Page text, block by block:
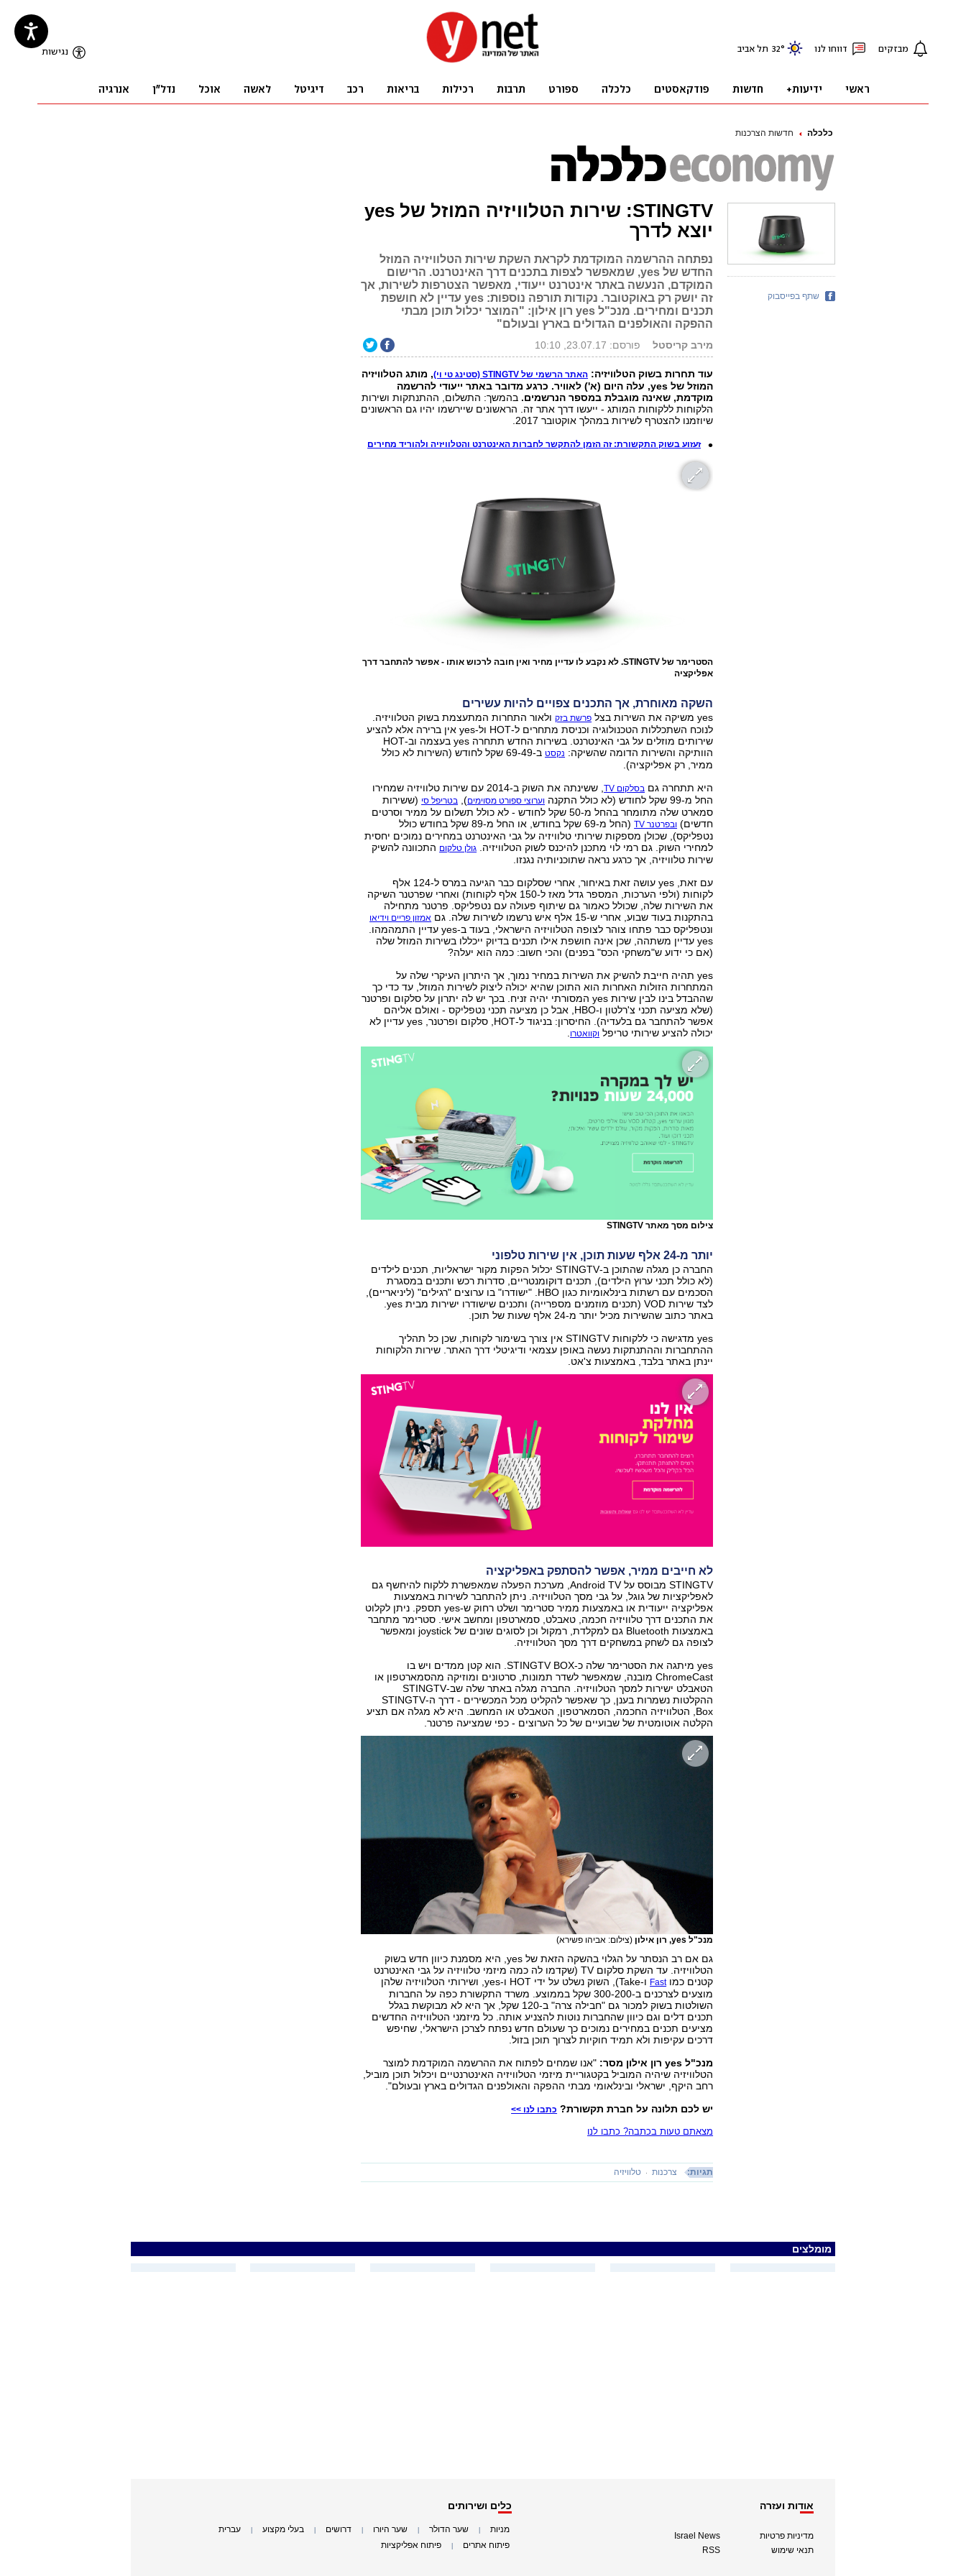
כלכלה חדשות הצרכנות
STINGTV: שירות הטלוויזיה המוזל של yes
יוצא לדרך
נפתחה ההרשמה המוקדמת לקראת השקת שירות הטלוויזיה המוזל
החדש של yes, שמאפשר לצפות בתכנים דרך האינטרנט. הרישום
המוקדם, הנעשה באתר אינטרנט ייעודי, מאפשר הצטרפות לשירות, אך
זה יושק רק באוקטובר. נקודות תורפה נוספות: yes עדיין לא חושפת
תכנים ומחירים. מנכ"ל yes רון אילון: "המוצר יכלול תוכן מבתי
ההפקה והאולפנים הגדולים בארץ ובעולם"
מירב קריסטל פורסם: 23.07.17, 10:10
עוד תחרות בשוק הטלוויזיה: האתר הרשמי של STINGTV (סטינג טי וי)
, מותג הטלוויזיה
המוזל של yes, עלה היום (א') לאוויר. כרגע מדובר באתר ייעודי להרשמה
מוקדמת, שאינה מוגבלת במספר הנרשמים. בהמשך: התשלום, ההתנתקות ושירות
הלקוחות ללקוחות המותג - ייעשו דרך אתר זה. הראשונים שיירשמו יהיו גם הראשונים
שיוזמנו להצטרף לשירות במהלך אוקטובר 2017.
זעזוע בשוק התקשורת: זה הזמן להתקשר לחברות האינטרנט והטלוויזיה ולהוריד מחירים
הסטרימר של STINGTV. לא נקבע לו עדיין מחיר ואין חובה לרכוש אותו - אפשר להתחבר דרך
אפליקציה
השקה מאוחרת, אך התכנים צפויים להיות עשירים
yes משיקה את השירות בצל פרשת בזקולאור התחרות המתעצמת בשוק הטלוויזיה.
לנוכח השתכללות הטכנולוגיה וכניסת מתחרים ל-HOT ול-yes אין ברירה אלא להציע
שירותים מוזלים על גבי האינטרנט. בשירות החדש תתחרה yes בעצמה וב-HOT
הוותיקה והשירות הדומה שהשיקה: נקסט
ב-69-49 שקל לחודש (השירות לא כולל
ממיר, רק אפליקציה).
היא תתחרה גם בסלקום TV
, ששינתה את השוק ב-2014 עם שירות טלוויזיה שמחירו
החל מ-99 שקל לחודש (לא כולל התקנה
וערוצי ספורט מסוימים), בטריפל סי (ששירות
סמארט שלה מתומחר בהחל מ-50 שקל לחודש - לא כולל תשלום על ממיר וסרטים
חדשים) ובפרטנר TV
(החל מ-69 שקל בחודש, או החל מ-89 שקל בחודש כולל
נטפליקס), שכולן מספקות שירותי טלוויזיה על גבי האינטרנט במחירים נמוכים יחסית
למחירי השוק. גם רמי לוי מתכנן להיכנס לשוק הטלוויזיה. גולן טלקום התכוונה להשיק
שירות טלוויזיה, אך כרגע נראה שתוכניותיה נגנזו.
עם זאת, yes עושה זאת באיחור, אחרי שסלקום כבר הגיעה במרס ל-124 אלף
לקוחות (ולפי הערכות, המספר גדל מאז ל-150 אלף לקוחות) ואחרי שפרטנר השיקה
את השירות שלה, שכולל כאמור גם שיתוף פעולה עם נטפליקס. פרטנר מתחילה
בהתקנות בעוד שבוע, אחרי ש-15 אלף איש נרשמו לשירות שלה. גם
אמזון פריים וידיאו
ונטפליקס כבר פתחו צוהר לצופה הטלוויזיה הישראלי, בעוד ב-yes עדיין התמהמהו.
yes עדיין משתהה, שכן אינה חושפת אילו תכנים בדיוק ייכללו בשירות המוזל שלה
(אם כי ידוע ש"משחקי הכס" בפנים) והכי חשוב: כמה הוא יעלה?
yes תהיה חייבת להשיק את השירות במחיר נמוך, אך היתרון העיקרי שלה על
המתחרות הזולות האחרות הוא התוכן שהיא יכולה ליצוק לשירות המוזל, עד כדי כך
שההבדל בינו לבין שירות yes המסורתי יהיה זניח. בכך יש לה יתרון על סלקום ופרטנר
(שלא מציעה תכני צ'רלטון ו-HBO, אבל כן מציעה תכני נטפליקס - ואולם אליהם
אפשר להתחבר גם בלעדיה). החיסרון: בניגוד ל-HOT, סלקום ופרטנר, yes עדיין לא
יכולה להציע שירותי טריפל וקוואטרו.
צילום מסך מאתר STINGTV
יותר מ-24 אלף שעות תוכן, אין שירות טלפוני
החברה כן מגלה שהתוכן ב-STINGTV יכלול הפקות מקור ישראליות, תכנים לילדים
(לא כולל תכני ערוץ הילדים), תכנים דוקומנטריים, סדרות רכש ותכנים במסגרת
הסכמים עם רשתות בינלאומיות כגון HBO. "ישודרו" בו ערוצים "רגילים" (ליניאריים),
לצד שירות VOD (תכנים מוזמנים מספרייה) ותכנים שישודרו ישירות מבית yes.
באתר כתוב שהשירות מכיל יותר מ-24 אלף שעות של תוכן.
yes מדגישה כי ללקוחות STINGTV אין צורך בשימור לקוחות, שכן כל תהליך
ההתחברות וההתנתקות נעשה באופן עצמאי ודיגיטלי דרך האתר. שירות הלקוחות
יינתן באתר בלבד, באמצעות צ'אט.
לא חייבים ממיר, אפשר להסתפק באפליקציה
STINGTV מבוסס על Android TV, מערכת הפעלה שמאפשרת ללקוח להיחשף גם
לאפליקציות של גוגל, על גבי מסך הטלוויזיה. ניתן להתחבר לשירות באמצעות
אפליקציה ייעודית או באמצעות ממיר סטרימר ושלט רחוק ש-yes תספק. ניתן לקלוט
את התכנים דרך טלוויזיה חכמה, טאבלט, סמארטפון ומחשב אישי. סטרימר מתחבר
באמצעות Bluetooth גם למקלדת, רמקול וכן לסוגים שונים של joystick ומאפשר
לצופה גם לשחק במשחקים דרך מסך הטלוויזיה.
yes מיתגה את הסטרימר שלה כ-STINGTV BOX. הוא קטן ממדים ויש בו
ChromeCast מובנה, שמאפשר לשדר תמונות, סרטונים ומוזיקה מהסמארטפון או
הטאבלט ישירות למסך הטלוויזיה. החברה מגלה באתר שלה שב-STINGTV
ההקלטות נשמרות בענן, כך שאפשר להקליט מכל המכשירים - דרך ה-STINGTV
Box, הטלוויזיה החכמה, הסמארטפון, הטאבלט או המחשב. היא לא מגלה אם תציע
הקלטה אוטומטית של שבועיים של כל הערוצים - כפי שמציעה פרטנר.
מנכ"ל yes, רון אילון (צילום: אביהו פשירא)
גם אם רב הנסתר על הגלוי בהשקה הזאת של yes, היא מסמנת כיוון חדש בשוק
הטלוויזיה. עד השקת סלקום TV (שקדמו לה כמה מיזמי טלוויזיה על גבי האינטרנט
קטנים כמוFast
ו-Take), השוק נשלט על ידי HOT ו-yes, ושירותי הטלוויזיה שלהן
מוצעים לצרכנים ב-300-200 שקל בממוצע. משרד התקשורת כפה על החברות
השולטות בשוק למכור גם "חבילה צרה" ב-120 שקל, אך היא לא מבוקשת בגלל
תכנים דלים וגם כיוון שהחברות נוטות להצניע אותה. כל מיזמני הטלוויזיה החדשים
מציעים תכנים במחירים נמוכים כך שעולם חדש נפתח לצרכן הישראלי, שחיפש
דרכים עקיפות ולא תמיד חוקיות לצרוך תוכן בזול.
מנכ"ל yes רון אילון מסר:
"אנו שמחים לפתוח את ההרשמה המוקדמת למוצר
הטלוויזיה שיהיה המוביל בקטגוריית מיזמי הטלוויזיה האינטרנטיים ויכלול תוכן מוביל,
רחב היקף, ישראלי ובינלאומי מבתי ההפקה והאולפנים הגדולים בארץ ובעולם".
יש לכם תלונה על חברת תקשורת? כתבו לנו >>
מצאתם טעות בכתבה? כתבו לנו
תגיות: צרכנות טלוויזיה
שתף בפייסבוק
מומלצים
אודות ועזרה
מדיניות פרטיות
תנאי שימוש
Israel News
RSS
כלים ושירותים
מניות שער הדולר שער היורו דרושים בעלי מקצוע עברית
פיתוח אתרים פיתוח אפליקציות